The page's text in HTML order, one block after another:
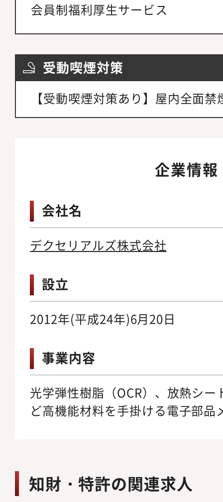
会員制福利厚生サービス
受動喫煙対策
【受動喫煙対策あり】屋内全面禁
企業情報
会社名
デクセリアルズ株式会社
設立
2012年(平成24年)6月20日
事業内容
光学弾性樹脂（OCR）、放熱シ
ど高機能材料を手掛ける電子部品
知財・特許の関連求人